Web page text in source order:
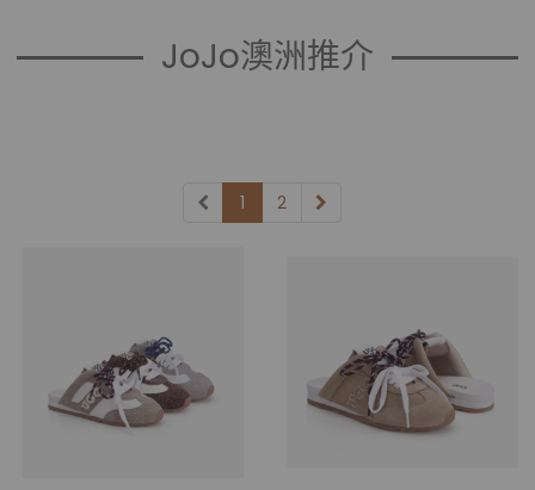
JoJo澳洲推介
1 2